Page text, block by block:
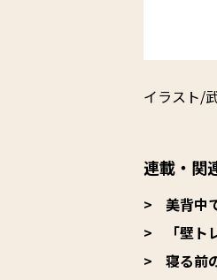
イラスト/
連載・関
美背中
「壁
寝る前